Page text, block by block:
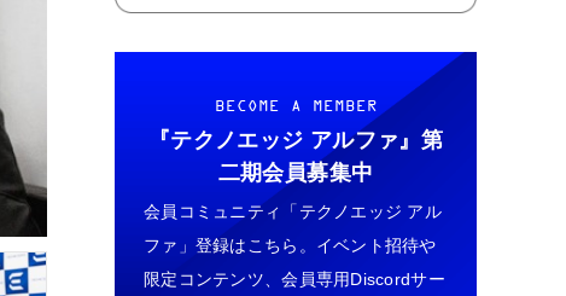
BECOME A MEMBER
『テクノエッジ アルファ』 第
二期会員募集中
会員コミュニティ「テクノエッジ アル
ファ」登録はこちら。イベント招待や
限定コンテンツ、会員専用Discordサー